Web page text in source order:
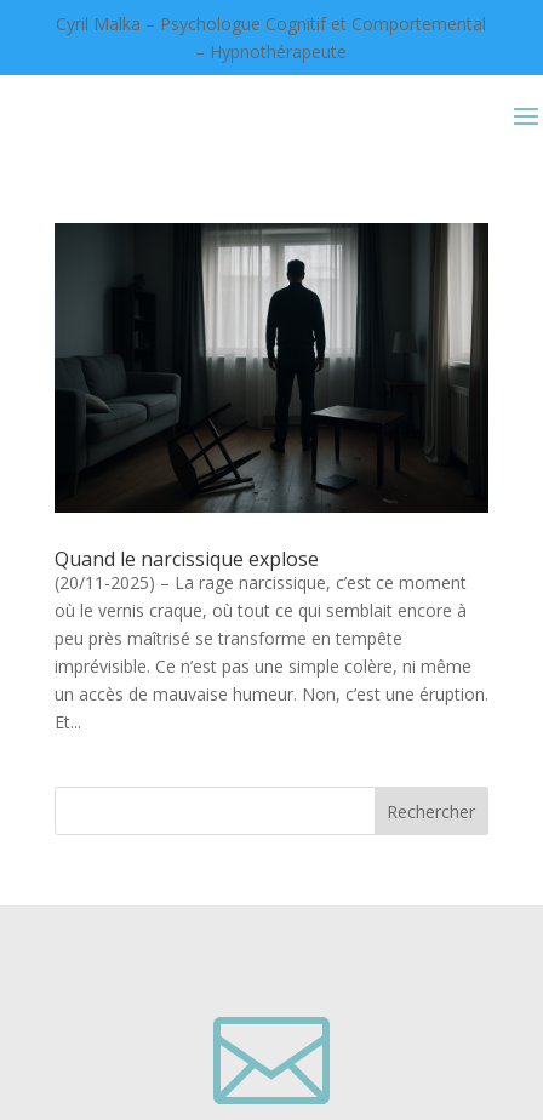
Cyril Malka – Psychologue Cognitif et Comportemental
– Hypnothérapeute
Quand le narcissique explose
(20/11-2025) – La rage narcissique, c’est ce moment
où le vernis craque, où tout ce qui semblait encore à
peu près maîtrisé se transforme en tempête
imprévisible. Ce n’est pas une simple colère, ni même
un accès de mauvaise humeur. Non, c’est une éruption.
Et...
Rechercher
